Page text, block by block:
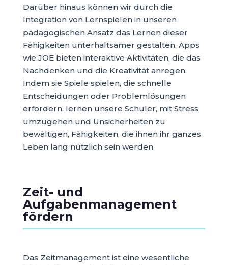
Darüber hinaus können wir durch die
Integration von Lernspielen in unseren
pädagogischen Ansatz das Lernen dieser
Fähigkeiten unterhaltsamer gestalten. Apps
wie JOE bieten interaktive Aktivitäten, die das
Nachdenken und die Kreativität anregen.
Indem sie Spiele spielen, die schnelle
Entscheidungen oder Problemlösungen
erfordern, lernen unsere Schüler, mit Stress
umzugehen und Unsicherheiten zu
bewältigen, Fähigkeiten, die ihnen ihr ganzes
Leben lang nützlich sein werden.
Zeit- und
Aufgabenmanagement
fördern
Das Zeitmanagement ist eine wesentliche